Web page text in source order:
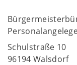
Schulstraße 10
96194 Walsdorf